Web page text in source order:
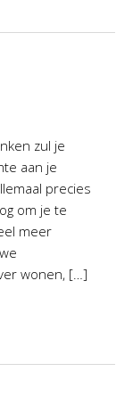
zul je
aan je
precies
om je te
meer
wonen, […]